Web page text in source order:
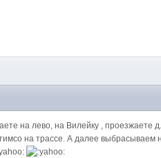
на лево, на Вилейку ,
на трассе. А далее